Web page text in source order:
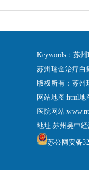
Keywords：苏
苏州瑞金治疗白
版权所有：苏
网站地图:html地
医院网站
地址:苏州吴中
苏公网安备